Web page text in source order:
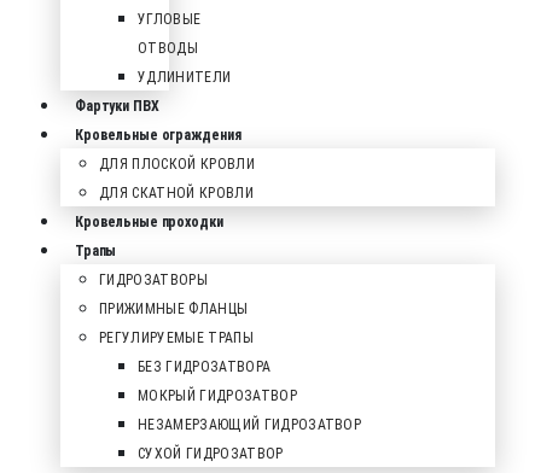
УГЛОВЫЕ
ОТВОДЫ
УДЛИНИТЕЛИ
Фартуки ПВХ
Кровельные ограждения
ДЛЯ ПЛОСКОЙ КРОВЛИ
ДЛЯ СКАТНОЙ КРОВЛИ
Кровельные проходки
Трапы
ГИДРОЗАТВОРЫ
ПРИЖИМНЫЕ ФЛАНЦЫ
РЕГУЛИРУЕМЫЕ ТРАПЫ
БЕЗ ГИДРОЗАТВОРА
МОКРЫЙ ГИДРОЗАТВОР
НЕЗАМЕРЗАЮЩИЙ ГИДРОЗАТВОР
СУХОЙ ГИДРОЗАТВОР